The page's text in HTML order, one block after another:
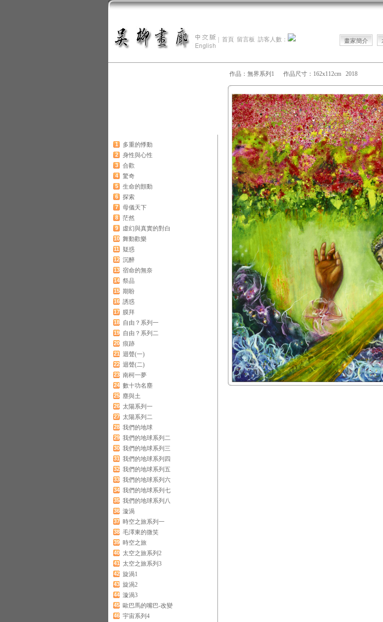
首頁 留言板 訪客人數： 畫家簡介
1 多重的悸動
2 身性與心性
3 合歡
4 驚奇
5 生命的顫動
6 探索
7 母儀天下
8 茫然
9 虛幻與真實的對白
10 舞動歡樂
11 疑惑
12 沉醉
13 宿命的無奈
14 祭品
15 期盼
16 誘惑
17 膜拜
18 自由？系列一
19 自由？系列二
20 痕跡
21 迴聲(一)
22 迴聲(二)
23 南柯一夢
24 數十功名塵
25 塵與土
26 太陽系列一
27 太陽系列二
28 我們的地球
29 我們的地球系列二
30 我們的地球系列三
31 我們的地球系列四
32 我們的地球系列五
33 我們的地球系列六
34 我們的地球系列七
35 我們的地球系列八
36 漩渦
37 時空之旅系列一
38 毛澤東的微笑
39 時空之旅
40 太空之旅系列2
41 太空之旅系列3
42 旋渦1
43 旋渦2
44 漩渦3
45 歐巴馬的嘴巴-改變
46 宇宙系列4
作品：無界系列1 作品尺寸：162x112cm 2018